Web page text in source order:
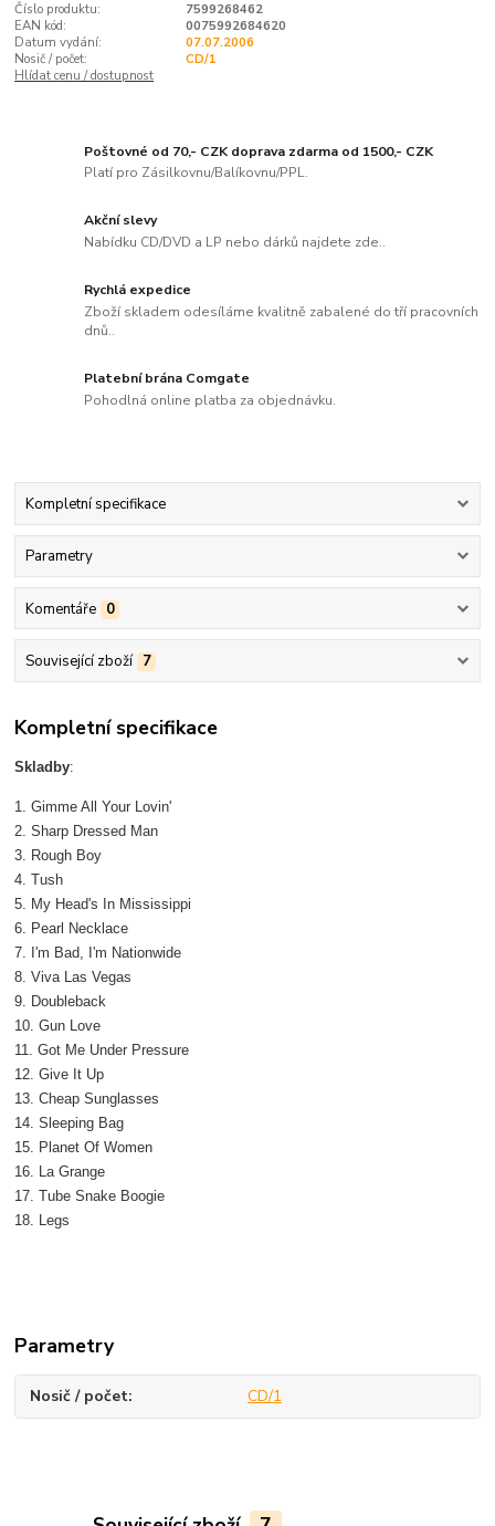
Číslo produktu:
7599268462
EAN kód:
0075992684620
Datum vydání:
07.07.2006
Nosič / počet:
CD/1
Hlídat cenu / dostupnost
Poštovné od 70,- CZK doprava zdarma od 1500,- CZK
Platí pro Zásilkovnu/Balíkovnu/PPL.
Akční slevy
Nabídku CD/DVD a LP nebo dárků najdete zde..
Rychlá expedice
Zboží skladem odesíláme kvalitně zabalené do tří pracovních
dnů..
Platební brána Comgate
Pohodlná online platba za objednávku.
Kompletní specifikace
Parametry
Komentáře 0
Související zboží 7
Kompletní specifikace
Skladby:
1. Gimme All Your Lovin'
2. Sharp Dressed Man
3. Rough Boy
4. Tush
5. My Head's In Mississippi
6. Pearl Necklace
7. I'm Bad, I'm Nationwide
8. Viva Las Vegas
9. Doubleback
10. Gun Love
11. Got Me Under Pressure
12. Give It Up
13. Cheap Sunglasses
14. Sleeping Bag
15. Planet Of Women
16. La Grange
17. Tube Snake Boogie
18. Legs
Parametry
Nosič / počet CD/1